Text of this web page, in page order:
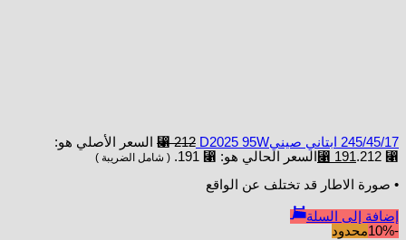
245/45/17 ابتاني صينيD2025 95W ⃁212
السعر الأصلي هو:
⃁ 212.
⃁ 191 السعر الحالي هو: ⃁ 191. ( شامل الضريبة )
• صورة الاطار قد تختلف عن الواقع
إضافة إلى السلة
-10%
محدود